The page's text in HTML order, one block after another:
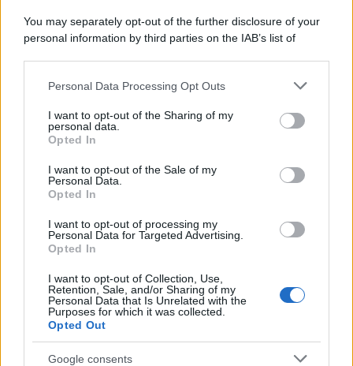
You may separately opt-out of the further disclosure of your
personal information by third parties on the IAB’s list of
This information may also be disclosed by us to third parties
disclose it to other third parties.
Please note that this website/app uses one or more Google
services and may gather and store information including but
not limited to your visit or usage behaviour. You may click to
grant or deny consent to Google and its third-party tags to
consent section.
Personal Data Processing Opt Outs
I want to opt-out of the Sharing of my
personal data.
Opted In
I want to opt-out of the Sale of my
Personal Data.
Opted In
I want to opt-out of processing my
Personal Data for Targeted Advertising.
Opted In
I want to opt-out of Collection, Use,
Retention, Sale, and/or Sharing of my
Personal Data that Is Unrelated with the
Purposes for which it was collected.
Opted Out
Google consents
L'album /
"Timeless", il nuovo album postumo di Prince
racconta quattro decenni di creatività
L'inaugurazione /
Musica /Love Sensation, il primo duetto di Madonna e Kylie
Minogue